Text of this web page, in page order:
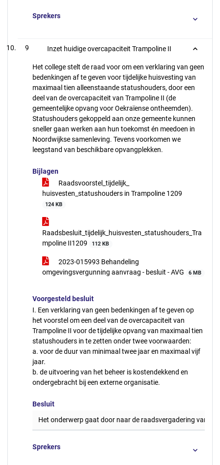
Sprekers
9 Inzet huidige overcapaciteit Trampoline II
Het college stelt de raad voor om een verklaring van geen
bedenkingen af te geven voor tijdelijke huisvesting van
maximaal tien alleenstaande statushouders, door een
deel van de overcapaciteit van Trampoline II (de
gemeentelijke opvang voor Oekraïense ontheemden).
Statushouders gekoppeld aan onze gemeente kunnen
sneller gaan werken aan hun toekomst én meedoen in
Noordwijkse samenleving. Tevens voorkomen we
leegstand van beschikbare opvangplekken.
Bijlagen
Raadsvoorstel_tijdelijk_
huisvesten_statushouders in Trampoline 1209
124 KB
Raadsbesluit_tijdelijk_huisvesten_statushouders_Tra
mpoline II1209
112 KB
2023-015993 Behandeling
omgevingsvergunning aanvraag - besluit - AVG
6 MB
Voorgesteld besluit
I. Een verklaring van geen bedenkingen af te geven op
het voorstel om een deel van de overcapaciteit van
Trampoline II voor de tijdelijke opvang van maximaal tien
statushouders in te zetten onder twee voorwaarden:
a. voor de duur van minimaal twee jaar en maximaal vijf
jaar.
b. de uitvoering van het beheer is kostendekkend en
ondergebracht bij een externe organisatie.
Besluit
Het onderwerp gaat door naar de raadsvergadering van 12
Sprekers